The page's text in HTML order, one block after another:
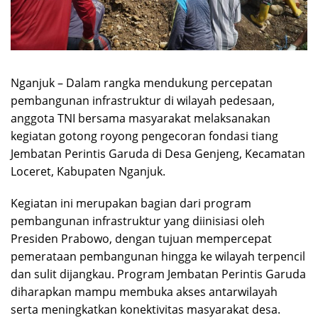
Nganjuk – Dalam rangka mendukung percepatan
pembangunan infrastruktur di wilayah pedesaan,
anggota TNI bersama masyarakat melaksanakan
kegiatan gotong royong pengecoran fondasi tiang
Jembatan Perintis Garuda di Desa Genjeng, Kecamatan
Loceret, Kabupaten Nganjuk.
Kegiatan ini merupakan bagian dari program
pembangunan infrastruktur yang diinisiasi oleh
Presiden Prabowo, dengan tujuan mempercepat
pemerataan pembangunan hingga ke wilayah terpencil
dan sulit dijangkau. Program Jembatan Perintis Garuda
diharapkan mampu membuka akses antarwilayah
serta meningkatkan konektivitas masyarakat desa.